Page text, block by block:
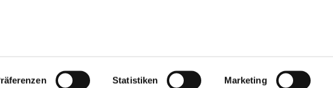
Statistiken Marketing